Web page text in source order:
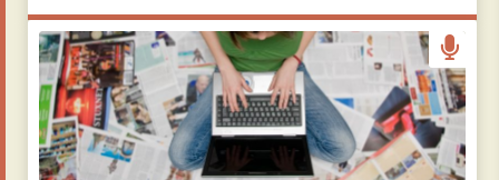
girl with a laptop sitting on newspapers